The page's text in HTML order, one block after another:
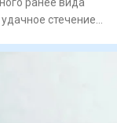
ранее вида
стечение